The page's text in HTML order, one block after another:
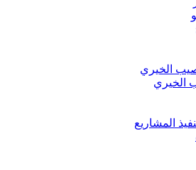
الخيري
الخيري
المشاريع